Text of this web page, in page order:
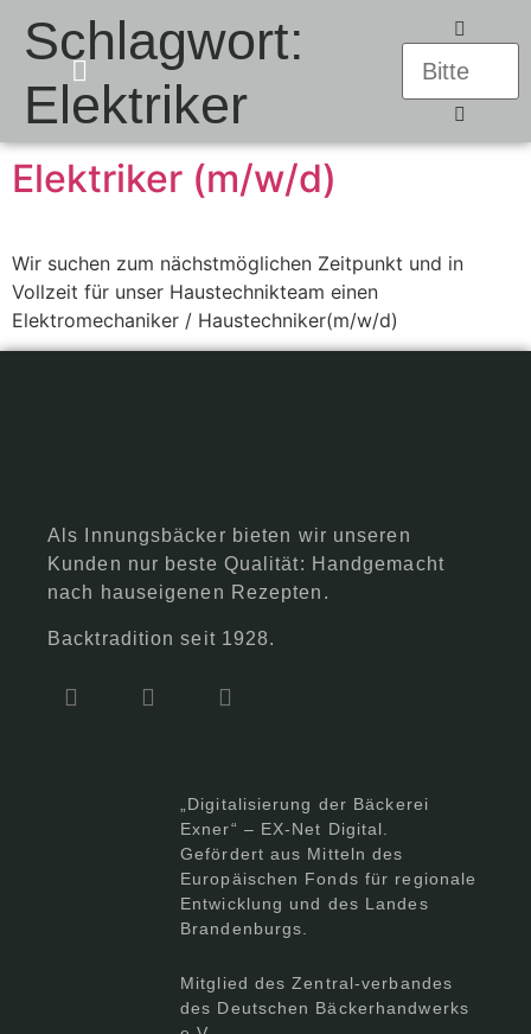
Schlagwort:
Elektriker
Elektriker (m/w/d)
Wir suchen zum nächstmöglichen Zeitpunkt und in
Vollzeit für unser Haustechnikteam einen
Elektromechaniker / Haustechniker(m/w/d)
Als Innungsbäcker bieten wir unseren
Kunden nur beste Qualität: Handgemacht
nach hauseigenen Rezepten.
Backtradition seit 1928.
„Digitalisierung der Bäckerei
Exner“ – EX-Net Digital.
Gefördert aus Mitteln des
Europäischen Fonds für regionale
Entwicklung und des Landes
Brandenburgs.
Mitglied des Zentral-verbandes
des Deutschen Bäckerhandwerks